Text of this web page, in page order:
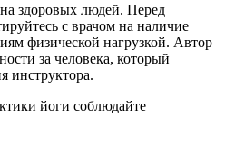
здоровых людей. Перед
с врачом на наличие
физической нагрузкой. Автор
за человека, который
инструктора.
йоги соблюдайте